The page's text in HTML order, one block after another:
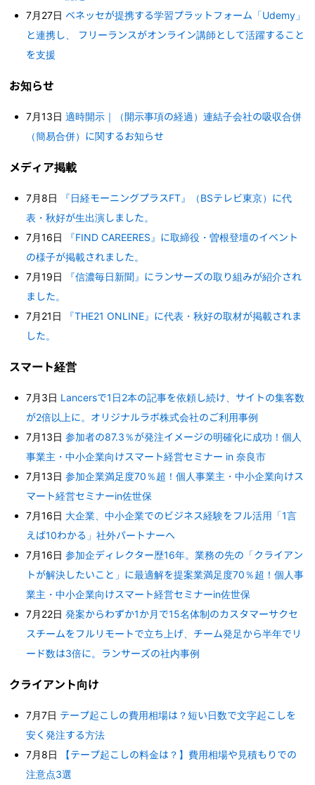
7月27日 ベネッセが提携する学習プラットフォーム「Udemy」
と連携し、 フリーランスがオンライン講師として活躍すること
を支援
お知らせ
7月13日適時開示｜（開示事項の経過）連結子会社の吸収合併
（簡易合併）に関するお知らせ
メディア掲載
7月8日
『日経モーニングプラスFT』（BSテレビ東京）に代
表・秋好が生出演しました。
7月16日
『FIND CAREERES』に取締役・曽根登壇のイベント
の様子が掲載されました。
7月19日
『信濃毎日新聞』にランサーズの取り組みが紹介され
ました。
7月21日
『THE21 ONLINE』に代表・秋好の取材が掲載されま
した。
スマート経営
7月3日 Lancersで1日2本の記事を依頼し続け、サイトの集客数
が2倍以上に。オリジナルラボ株式会社のご利用事例
7月13日参加者の87.3％が発注イメージの明確化に成功！個人
事業主・中小企業向けスマート経営セミナー in 奈良市
7月13日参加企業満足度70％超！個人事業主・中小企業向けス
マート経営セミナーin佐世保
7月16日 大企業、中小企業でのビジネス経験をフル活用「1言
えば10わかる」社外パートナーへ
7月16日参加企ディレクター歴16年。業務の先の「クライアン
トが解決したいこと」に最適解を提案業満足度70％超！個人事
業主・中小企業向けスマート経営セミナーin佐世保
7月22日発案からわずか1か月で15名体制のカスタマーサクセ
スチームをフルリモートで立ち上げ、チーム発足から半年でリ
ード数は3倍に。ランサーズの社内事例
クライアント向け
7月7日 テープ起こしの費用相場は？短い日数で文字起こしを
安く発注する方法
7月8日
【テープ起こしの料金は？】費用相場や見積もりでの
注意点3選